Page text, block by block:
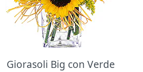
Giorasoli Big con Verde